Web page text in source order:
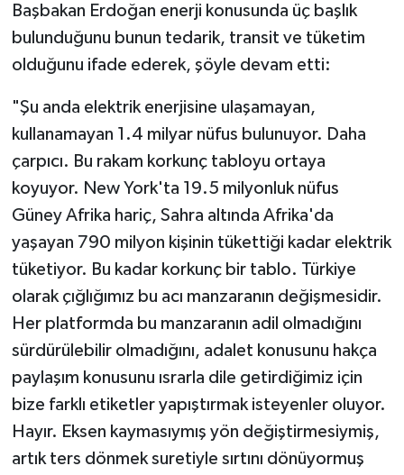
Başbakan Erdoğan enerji konusunda üç başlık
bulunduğunu bunun tedarik, transit ve tüketim
olduğunu ifade ederek, şöyle devam etti:
"Şu anda elektrik enerjisine ulaşamayan,
kullanamayan 1.4 milyar nüfus bulunuyor. Daha
çarpıcı. Bu rakam korkunç tabloyu ortaya
koyuyor. New York'ta 19.5 milyonluk nüfus
Güney Afrika hariç, Sahra altında Afrika'da
yaşayan 790 milyon kişinin tükettiği kadar elektrik
tüketiyor. Bu kadar korkunç bir tablo. Türkiye
olarak çığlığımız bu acı manzaranın değişmesidir.
Her platformda bu manzaranın adil olmadığını
sürdürülebilir olmadığını, adalet konusunu hakça
paylaşım konusunu ısrarla dile getirdiğimiz için
bize farklı etiketler yapıştırmak isteyenler oluyor.
Hayır. Eksen kaymasıymış yön değiştirmesiymiş,
artık ters dönmek suretiyle sırtını dönüyormuş